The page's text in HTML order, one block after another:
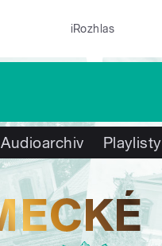
iRozhlas
Audioarchiv Playlisty